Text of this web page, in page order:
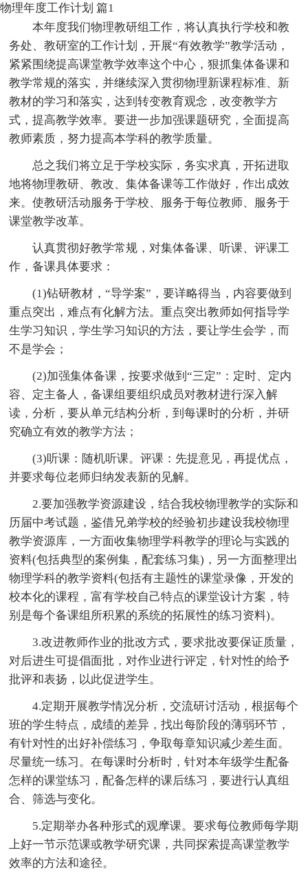
物理年度工作计划 篇1
本年度我们物理教研组工作，将认真执行学校和教
务处、教研室的工作计划，开展“有效教学”教学活动，
紧紧围绕提高课堂教学效率这个中心，狠抓集体备课和
教学常规的落实，并继续深入贯彻物理新课程标准、新
教材的学习和落实，达到转变教育观念，改变教学方
式，提高教学效率。要进一步加强课题研究，全面提高
教师素质，努力提高本学科的教学质量。
总之我们将立足于学校实际，务实求真，开拓进取
地将物理教研、教改、集体备课等工作做好，作出成效
来。使教研活动服务于学校、服务于每位教师、服务于
课堂教学改革。
认真贯彻好教学常规，对集体备课、听课、评课工
作，备课具体要求：
(1)钻研教材，“导学案”，要详略得当，内容要做到
重点突出，难点有化解方法。重点突出教师如何指导学
生学习知识，学生学习知识的方法，要让学生会学，而
不是学会；
(2)加强集体备课，按要求做到“三定”：定时、定内
容、定主备人，备课组要组织成员对教材进行深入解
读，分析，要从单元结构分析，到每课时的分析，并研
究确立有效的教学方法；
(3)听课：随机听课。评课：先提意见，再提优点，
并要求每位老师归纳发表新的见解。
2.要加强教学资源建设，结合我校物理教学的实际和
历届中考试题，鉴借兄弟学校的经验初步建设我校物理
教学资源库，一方面收集物理学科教学的理论与实践的
资料(包括典型的案例集，配套练习集)，另一方面整理出
物理学科的教学资料(包括有主题性的课堂录像，开发的
校本化的课程，富有学校自己特点的课堂设计方案，特
别是每个备课组所积累的系统的拓展性的练习资料)。
3.改进教师作业的批改方式，要求批改要保证质量，
对后进生可提倡面批，对作业进行评定，针对性的给予
批评和表扬，以此促进学生。
4.定期开展教学情况分析，交流研讨活动，根据每个
班的学生特点，成绩的差异，找出每阶段的薄弱环节，
有针对性的出好补偿练习，争取每章知识减少差生面。
尽量统一练习。在每课时分析时，针对本年级学生配备
怎样的课堂练习，配备怎样的课后练习，要进行认真组
合、筛选与变化。
5.定期举办各种形式的观摩课。要求每位教师每学期
上好一节示范课或教学研究课，共同探索提高课堂教学
效率的方法和途径。